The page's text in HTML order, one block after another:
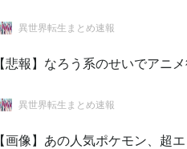
異世界転生まとめ速報
【悲報】なろう系のせいでアニ
異世界転生まとめ速報
【画像】あの人気ポケモン、超